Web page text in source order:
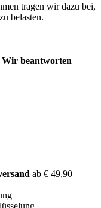
tragen wir dazu bei,
belasten.
Wir beantworten
ab € 49,90